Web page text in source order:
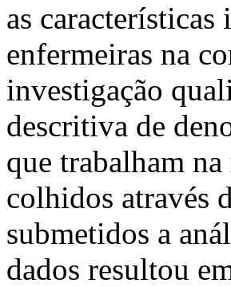
as
enfermeiras na
investigação
descritiva de
que trabalham
colhidos através
submetidos a
dados resultou